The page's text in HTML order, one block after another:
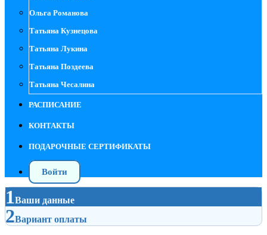
Ольга Романова
Татьяна Кузнецова
Татьяна Лукина
Татьяна Поздеева
Татьяна Чесалина
РАСПИСАНИЕ
КОНТАКТЫ
ПОДАРОЧНЫЕ СЕРТИФИКАТЫ
Войти
1Ваши данные
2Вариант оплаты